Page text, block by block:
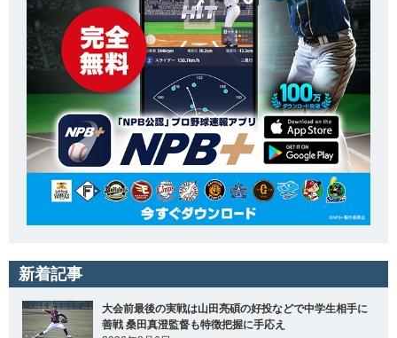
新着記事
大会前最後の実戦は山田亮碩の好投などで中学生相手に
善戦 桑田真澄監督も特徴把握に手応え